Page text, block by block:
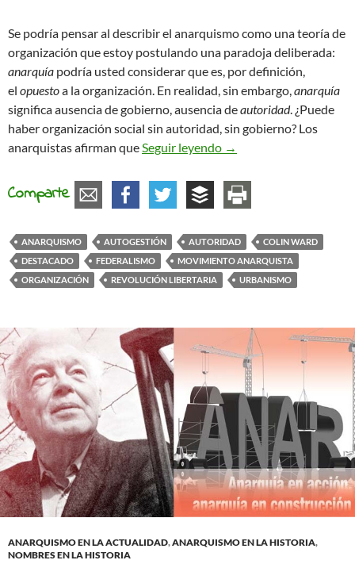
Se podría pensar al describir el anarquismo como una teoría de
organización que estoy postulando una paradoja deliberada:
anarquía podría usted considerar que es, por definición,
el opuestoa la organización. En realidad, sin embargo,anarquía
significa ausencia de gobierno, ausencia deautoridad. ¿Puede
haber organización social sin autoridad, sin gobierno? Los
anarquistas afirman queSeguir leyendo El anarquismo como
→
Comparte
ANARQUISMO AUTOGESTIÓN AUTORIDAD
COLIN WARD
DESTACADO
FEDERALISMO
MOVIMIENTO ANARQUISTA
ORGANIZACIÓN
REVOLUCIÓN LIBERTARIA URBANISMO
ANARQUISMO EN LA ACTUALIDAD,ANARQUISMO EN LA HISTORIA,
NOMBRES EN LA HISTORIA